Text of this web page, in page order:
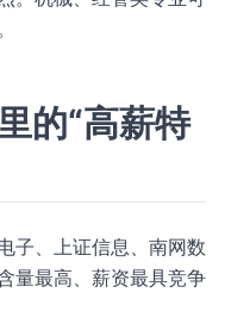
的“高薪特
子、上证信息、南网数
量最高、薪资最具竞争